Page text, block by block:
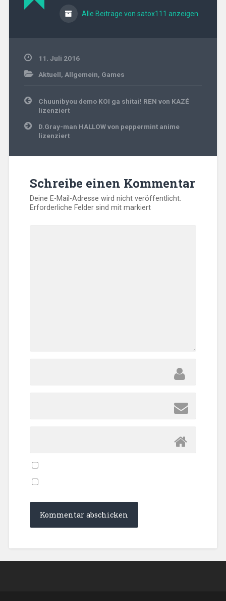
Alle Beiträge von satox111 anzeigen
11. Juli 2016
Aktuell, Allgemein, Games
Beitragsnavigation
Chuunibyou demo KOI ga shitai! REN von KAZÉ
lizenziert
D.Gray-man HALLOW von peppermint anime
lizenziert
Schreibe einen Kommentar
Deine E-Mail-Adresse wird nicht veröffentlicht.
Erforderliche Felder sind mitmarkiert